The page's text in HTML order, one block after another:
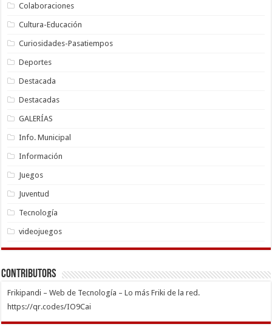
Colaboraciones
Cultura-Educación
Curiosidades-Pasatiempos
Deportes
Destacada
Destacadas
GALERÍAS
Info. Municipal
Información
Juegos
Juventud
Tecnología
videojuegos
Contributors
Frikipandi – Web de Tecnología – Lo más Friki de la red.
https://qr.codes/IO9Cai